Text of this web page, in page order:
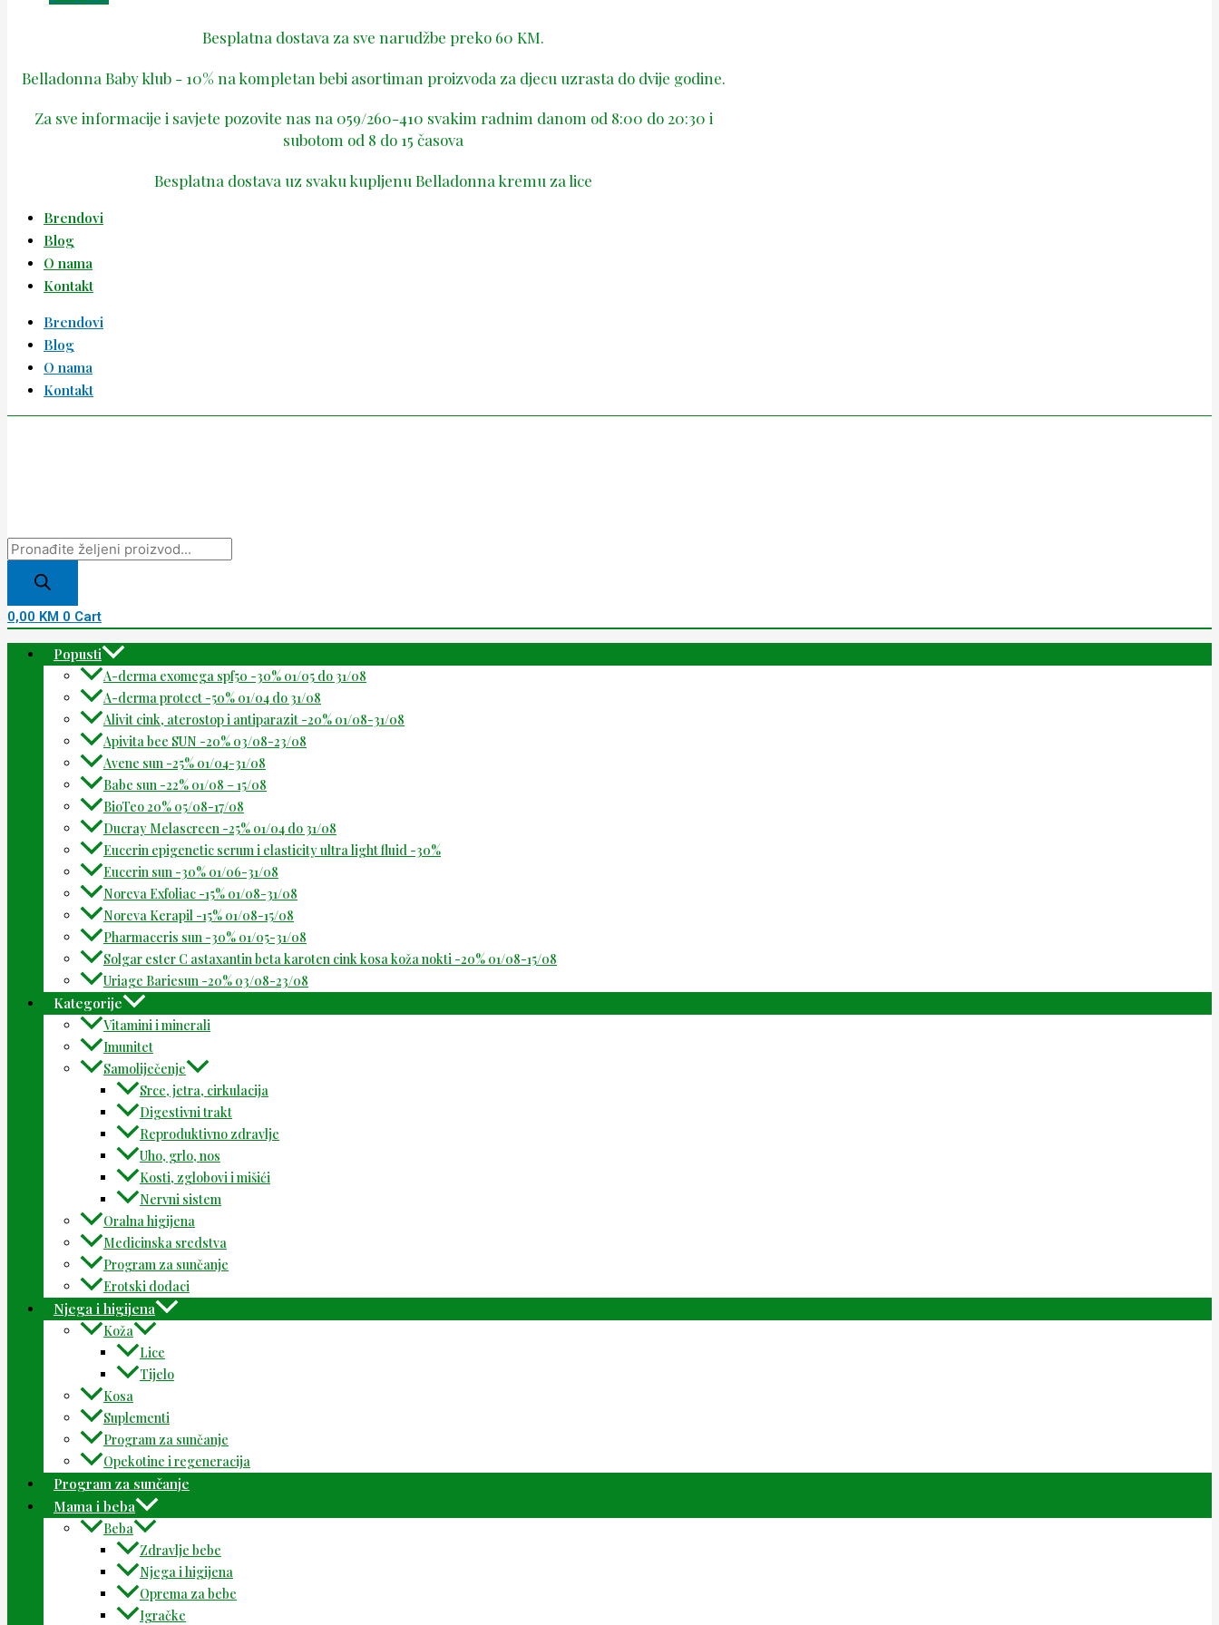
Besplatna dostava za sve narudžbe preko 60 KM.
Belladonna Baby klub - 10% na kompletan bebi asortiman proizvoda za djecu uzrasta do dvije godine.
Za sve informacije i savjete pozovite nas na 059/260-410 svakim radnim danom od 8:00 do 20:30 i
subotom od 8 do 15 časova
Besplatna dostava uz svaku kupljenu Belladonna kremu za lice
Brendovi
Blog
O nama
Kontakt
Brendovi
Blog
O nama
Kontakt
0,00 KM 0 Cart
Popusti
A-derma exomega spf50 -30% 01/05 do 31/08
A-derma protect -50% 01/04 do 31/08
Alivit cink, aterostop i antiparazit -20% 01/08-31/08
Apivita bee SUN -20% 03/08-23/08
Avene sun -25% 01/04-31/08
Babe sun -22% 01/08 – 15/08
BioTeo 20% 05/08-17/08
Ducray Melascreen -25% 01/04 do 31/08
Eucerin epigenetic serum i elasticity ultra light fluid -30%
Eucerin sun -30% 01/06-31/08
Noreva Exfoliac -15% 01/08-31/08
Noreva Kerapil -15% 01/08-15/08
Pharmaceris sun -30% 01/05-31/08
Solgar ester C astaxantin beta karoten cink kosa koža nokti -20% 01/08-15/08
Uriage Bariesun -20% 03/08-23/08
Kategorije
Vitamini i minerali
Imunitet
Samoliječenje
Srce, jetra, cirkulacija
Digestivni trakt
Reproduktivno zdravlje
Uho, grlo, nos
Kosti, zglobovi i mišići
Nervni sistem
Oralna higijena
Medicinska sredstva
Program za sunčanje
Erotski dodaci
Njega i higijena
Koža
Lice
Tijelo
Kosa
Suplementi
Program za sunčanje
Opekotine i regeneracija
Program za sunčanje
Mama i beba
Beba
Zdravlje bebe
Njega i higijena
Oprema za bebe
Igračke